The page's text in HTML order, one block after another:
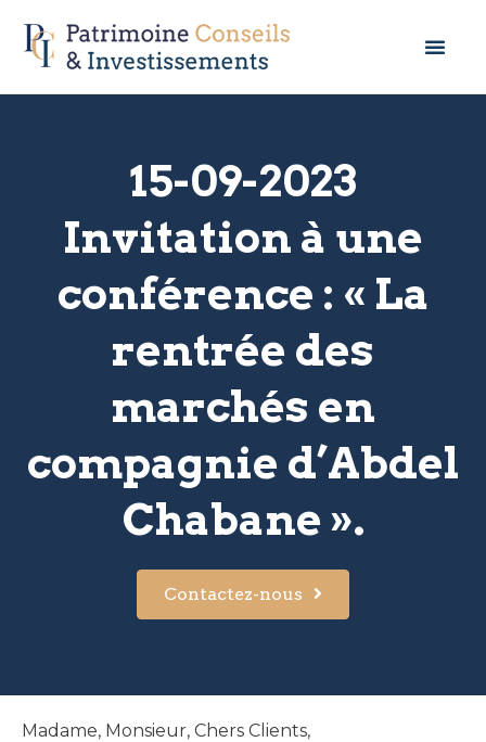
15-09-2023
Invitation à une
conférence : « La
rentrée des
marchés en
compagnie d’Abdel
Chabane ».
Contactez-nous
Madame, Monsieur, Chers Clients,